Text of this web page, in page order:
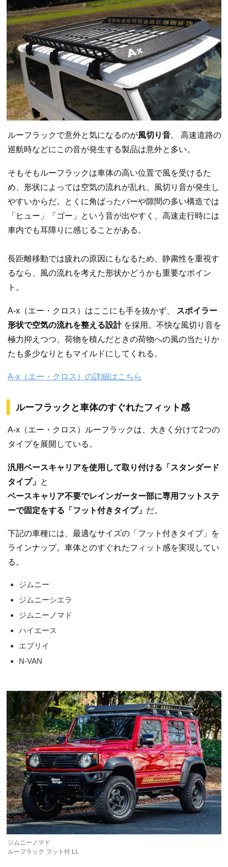
ルーフラックで意外と気になるのが風切り音。 高速道路の
巡航時などにこの音が発生する製品は意外と多い。
そもそもルーフラックは車体の高い位置で風を受けるた
め、形状によっては空気の流れが乱れ、風切り音が発生し
やすいからだ。とくに角ばったバーや隙間の多い構造では
「ヒュー」「ゴー」という音が出やすく、高速走行時には
車内でも耳障りに感じることがある。
長距離移動では疲れの原因にもなるため、静粛性を重視す
るなら、風の流れを考えた形状かどうかも重要なポイン
ト。
A-x（エー・クロス）はここにも手を抜かず、
スポイラー
形状で空気の流れを整える設計を採用。不快な風切り音を
極力抑えつつ、荷物を積んだときの荷物への風の当たりか
たも多少なりともマイルドにしてくれる。
A-x（エー・クロス）の詳細はこちら
ルーフラックと車体のすぐれたフィット感
A-x（エー・クロス）ルーフラックは、大きく分けて2つの
タイプを展開している。
汎用ベースキャリアを使用して取り付ける「スタンダード
タイプ」 と
ベースキャリア不要でレインガーター部に専用フットステ
ーで固定をする「フット付きタイプ」 だ。
下記の車種には、最適なサイズの「フット付きタイプ」を
ラインナップ。車体とのすぐれたフィット感を実現してい
る。
ジムニー
ジムニーシエラ
ジムニーノマド
ハイエース
エブリイ
N-VAN
ジムニーノマド
ルーフラック フット付 LL